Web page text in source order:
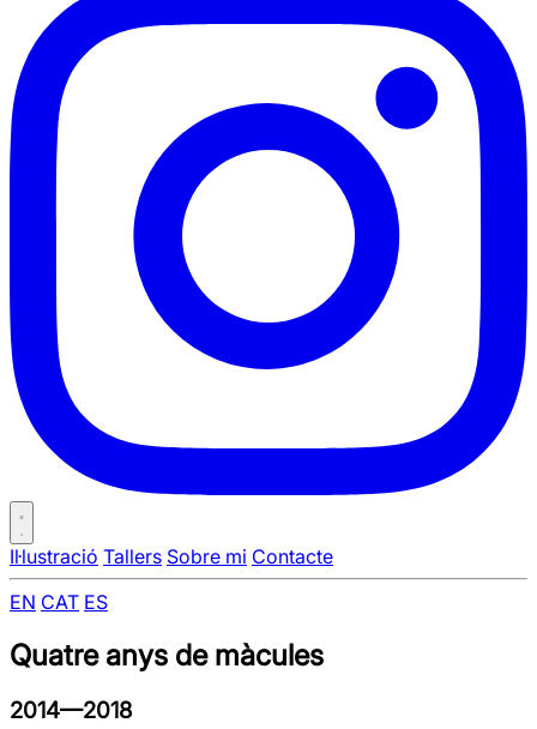
Il·lustració Tallers Sobre mi Contacte
EN CAT ES
Quatre anys de màcules
2014—2018